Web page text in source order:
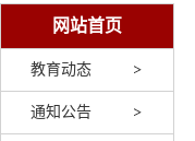
网站首页
教育动态
通知公告